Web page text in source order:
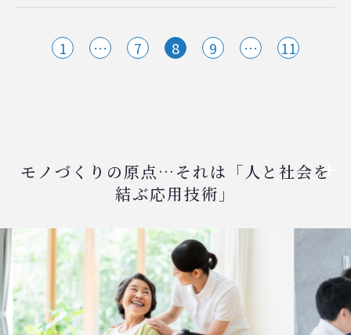
1 … 7 8 9 … 11
モノづくりの原点…それは「人と社会を
結ぶ応用技術」